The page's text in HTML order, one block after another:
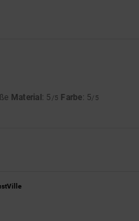
Material: 5 /5 Farbe: 5/5